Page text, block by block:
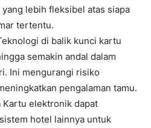
lebih fleksibel atas siapa
tertentu.
di balik kunci kartu
semakin andal dalam
Ini mengurangi risiko
pengalaman tamu.
Kartu elektronik dapat
hotel lainnya untuk